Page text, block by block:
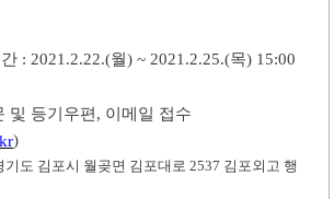
: 2021.2.22.(월) ~ 2021.2.25.(목) 15:00
및 등기우편, 이메일 접수
)
기도 김포시 월곶면 김포대로2537 김포외고 행